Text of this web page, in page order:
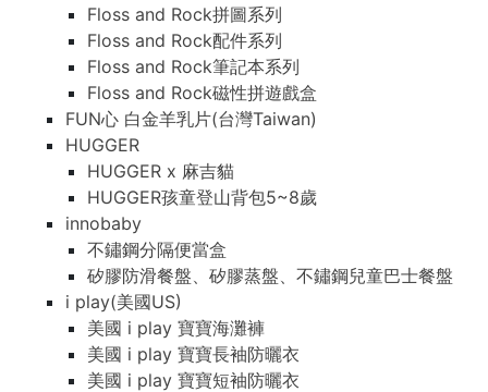
Floss and Rock拼圖系列
Floss and Rock配件系列
Floss and Rock筆記本系列
Floss and Rock磁性拼遊戲盒
FUN心 白金羊乳片(台灣Taiwan)
HUGGER
HUGGER x 麻吉貓
HUGGER孩童登山背包5~8歲
innobaby
不鏽鋼分隔便當盒
矽膠防滑餐盤、矽膠蒸盤、不鏽鋼兒童巴士餐盤
i play(美國US)
美國 i play 寶寶海灘褲
美國 i play 寶寶長袖防曬衣
美國 i play 寶寶短袖防曬衣